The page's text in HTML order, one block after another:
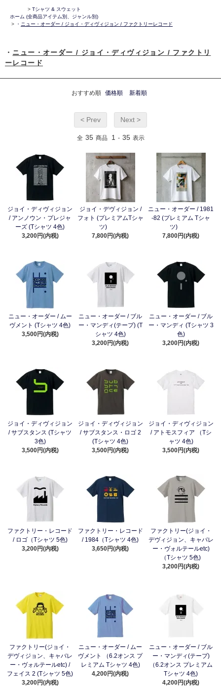
ホーム
> Tシャツ & スウェット
(全商品アイテム別、ジャンル別)
>
・ ニュー・オーダー / ジョイ・ディヴィジョン / ファクトリーレコード
・ ニュー・オーダー / ジョイ・ディヴィジョン / ファクトリ
ーレコード
おすすめ順 価格順 新着順
< Prev Next >
全 35 商品 1 - 35 表示
ジョイ・ディヴィジョン
/ アンノウン・プレジャ
ーズ (Tシャツ 4色)
3,200円(内税)
ジョイ・デヴィジョン /
フォト (プレミアムTシャ
ツ)
7,800円(内税)
ニュー・オーダー / 1981
-82 (プレミアム Tシャ
ツ)
7,800円(内税)
ニュー・オーダー / ムー
ヴメント (Tシャツ 4色)
3,500円(内税)
ニュー・オーダー / ブル
ー・マンディ(テープ) (T
シャツ 4色)
3,200円(内税)
ニュー・オーダー / ブル
ー・マンディ (Tシャツ 3
色)
3,200円(内税)
ジョイ・ディヴィジョン
/ サブスタンス (Tシャツ
3色)
3,500円(内税)
ジョイ・ディヴィジョン
/ サブスタンス・ロゴ 2
(Tシャツ 4色)
3,500円(内税)
ジョイ・ディヴィジョン
/ アトモスフィア （Tシ
ャツ 4色)
3,500円(内税)
ファクトリー・レコード
/ ロゴ（Tシャツ 5色)
3,200円(内税)
ファクトリー・レコード
/ 1984（Tシャツ 4色)
3,650円(内税)
ファクトリー(ジョイ・
デヴィジョン、キャバレ
ー・ヴォルテールetc)
（Tシャツ 5色)
3,200円(内税)
ファクトリー(ジョイ・
デヴィジョン、キャバレ
ー・ヴォルテールetc) /
フェイス 2 (Tシャツ 5色)
3,200円(内税)
ニュー・オーダー / ムー
ヴメント （6.2オンス プ
レミアム Tシャツ 4色)
4,200円(内税)
ニュー・オーダー / ブル
ー・マンディ(テープ)
（6.2オンス プレミアム
Tシャツ 4色)
4,200円(内税)